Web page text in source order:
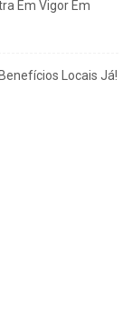
Em Vigor Em
Locais Já!